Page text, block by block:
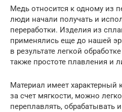
Медь относится к одному из
люди начали получать и
переработки. Изделия из
применялись еще до нашей
в результате легкой
также простоте плавления и
Материал имеет характерный
за счет мягкости, можно
переплавлять, обрабатывать